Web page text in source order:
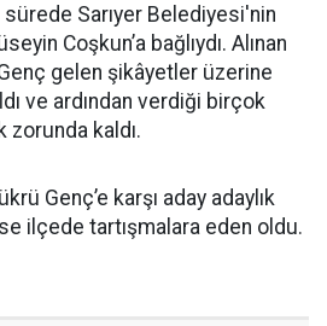
sürede Sarıyer Belediyesi'nin
Coşkun’a bağlıydı. Alınan
gelen şikâyetler üzerine
ve ardından verdiği birçok
zorunda kaldı.
Genç’e karşı aday adaylık
ilçede tartışmalara eden oldu.